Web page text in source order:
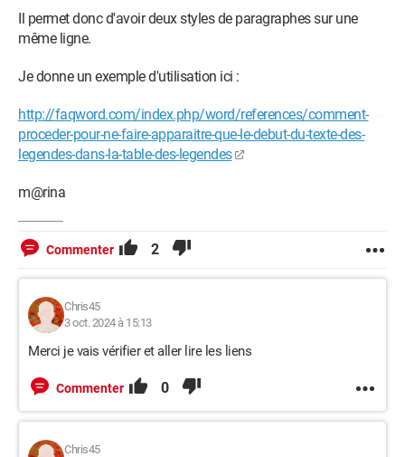
Il permet donc d'avoir deux styles de paragraphes sur une
même ligne.
Je donne un exemple d'utilisation ici :
http://faqword.com/index.php/word/references/comment-
proceder-pour-ne-faire-apparaitre-que-le-debut-du-texte-des-
legendes-dans-la-table-des-legendes
m@rina
Commenter 2
Chris45
3 oct. 2024 à 15:13
Merci je vais vérifier et aller lire les liens
Commenter 0
Chris45